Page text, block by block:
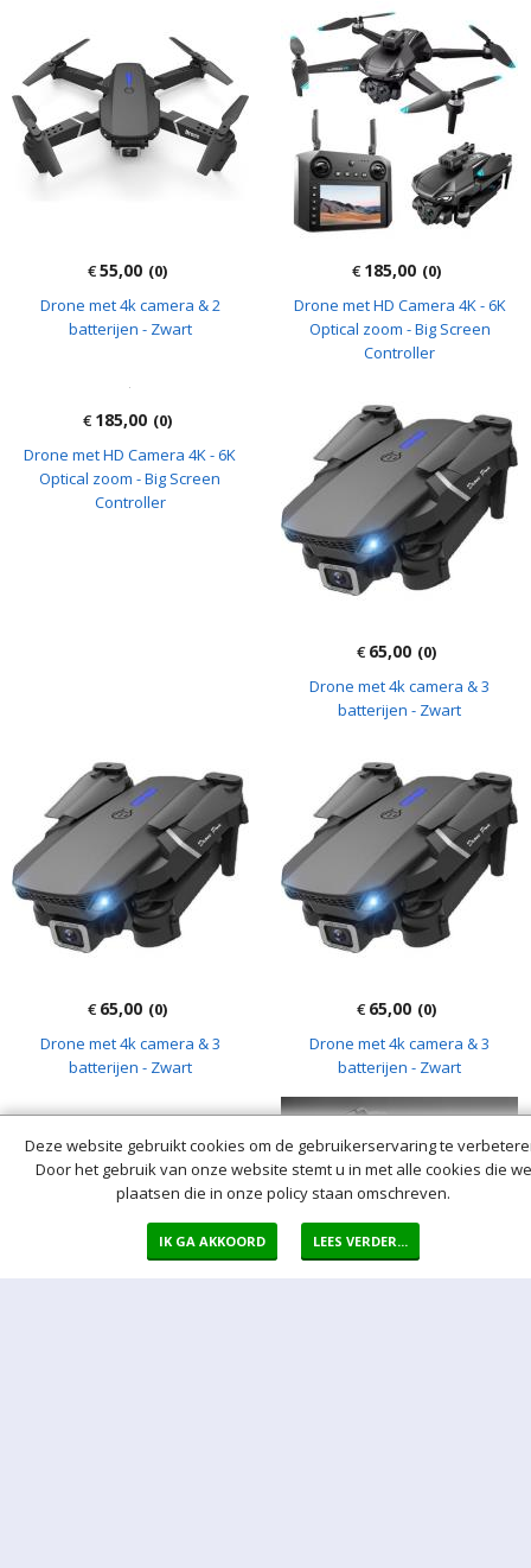
€55,00 (0)
Drone met 4k camera & 2
batterijen - Zwart
€185,00 (0)
Drone met HD Camera 4K - 6K
Optical zoom - Big Screen
Controller
€185,00 (0)
Drone met HD Camera 4K - 6K
Optical zoom - Big Screen
Controller
€65,00 (0)
Drone met 4k camera & 3
batterijen - Zwart
€65,00 (0)
Drone met 4k camera & 3
batterijen - Zwart
€65,00 (0)
Drone met 4k camera & 3
batterijen - Zwart
Deze website gebruikt cookies om de gebruikerservaring te
Door het gebruik van onze website stemt u in met alle cookies die we
plaatsen die in onze policy staan omschreven.
IK GA AKKOORD LEES VERDER...